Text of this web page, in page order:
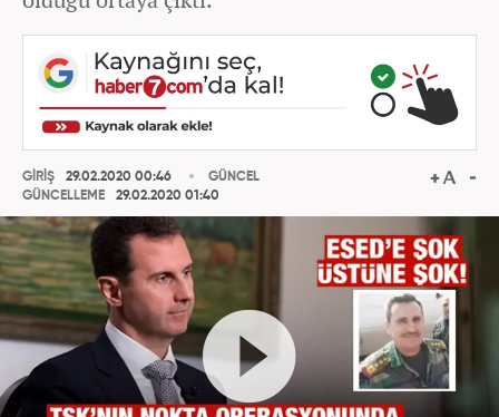
GİRİŞ
29.02.2020 00:46
GÜNCELLEME
29.02.2020 01:40
GÜNCEL